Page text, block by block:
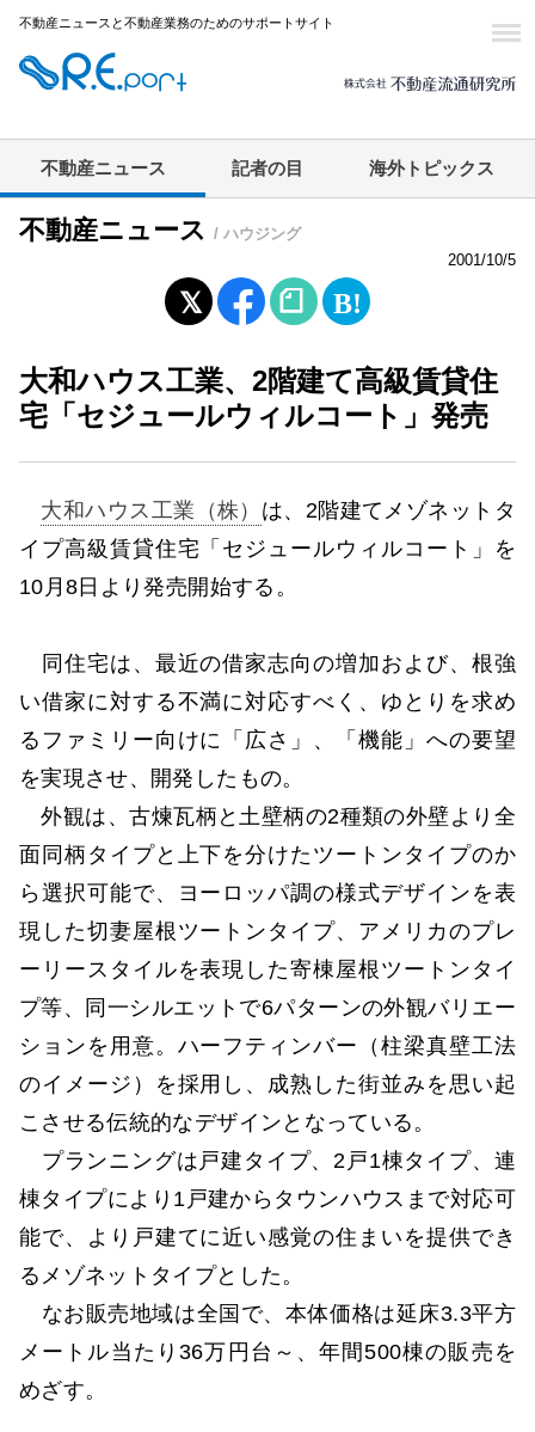
不動産ニュースと不動産業務のためのサポートサイト
不動産ニュース 記者の目 海外トピックス
不動産ニュース / ハウジング
2001/10/5
大和ハウス工業、2階建て高級賃貸住
宅「セジュールウィルコート」発売
大和ハウス工業（株） は、2階建てメゾネットタ
イプ高級賃貸住宅「セジュールウィルコート」を
10月8日より発売開始する。
同住宅は、最近の借家志向の増加および、根強
い借家に対する不満に対応すべく、ゆとりを求め
るファミリー向けに「広さ」、「機能」への要望
を実現させ、開発したもの。
外観は、古煉瓦柄と土壁柄の2種類の外壁より全
面同柄タイプと上下を分けたツートンタイプのか
ら選択可能で、ヨーロッパ調の様式デザインを表
現した切妻屋根ツートンタイプ、アメリカのプレ
ーリースタイルを表現した寄棟屋根ツートンタイ
プ等、同一シルエットで6パターンの外観バリエー
ションを用意。ハーフティンバー（柱梁真壁工法
のイメージ）を採用し、成熟した街並みを思い起
こさせる伝統的なデザインとなっている。
プランニングは戸建タイプ、2戸1棟タイプ、連
棟タイプにより1戸建からタウンハウスまで対応可
能で、より戸建てに近い感覚の住まいを提供でき
るメゾネットタイプとした。
なお販売地域は全国で、本体価格は延床3.3平方
メートル当たり36万円台～、年間500棟の販売を
めざす。